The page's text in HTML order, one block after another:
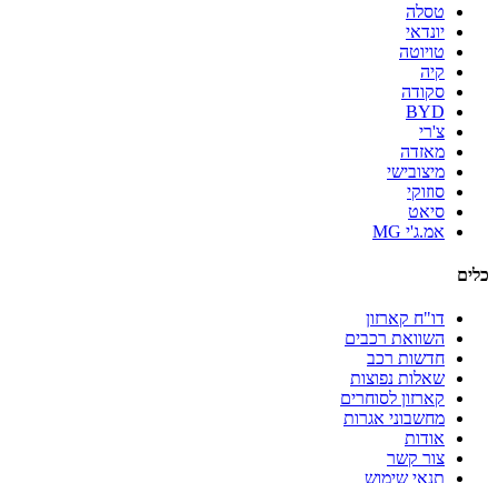
טסלה
יונדאי
טויוטה
קיה
סקודה
BYD
צ'רי
מאזדה
מיצובישי
סוזוקי
סיאט
אמ.ג'י MG
כלים
דו"ח קארזון
השוואת רכבים
חדשות רכב
שאלות נפוצות
קארזון לסוחרים
מחשבוני אגרות
אודות
צור קשר
תנאי שימוש